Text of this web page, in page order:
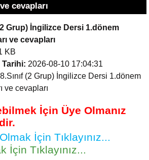
cevapları
Grup) İngilizce Dersi 1.dönem
ve cevapları
KB
2026-08-10 17:04:31
8.Sınıf (2 Grup) İngilizce Dersi 1.dönem
ve cevapları
İçin Üye Olmanız
İçin Tıklayınız...
İçin Tıklayınız...